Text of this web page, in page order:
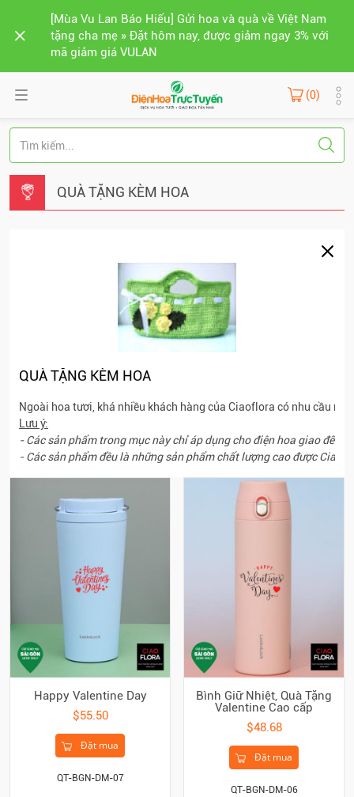
[Mùa Vu Lan Báo Hiếu] Gửi hoa và quà về Việt Nam
tặng cha mẹ » Đặt hôm nay, được giảm ngay 3% với
mã giảm giá VULAN
(0)
QUÀ TẶNG KÈM HOA
QUÀ TẶNG KÈM HOA
Ngoài hoa tươi, khá nhiều khách hàng của Ciaoflora có nhu cầu
Lưu ý:
- Các sản phẩm trong mục này chỉ áp dụng cho điện hoa giao đến
- Các sản phẩm đều là những sản phẩm chất lượng cao được
Happy Valentine Day
$55.50
Đặt mua
QT-BGN-DM-07
Bình Giữ Nhiệt, Quà Tặng
Valentine Cao cấp
$48.68
Đặt mua
QT-BGN-DM-06